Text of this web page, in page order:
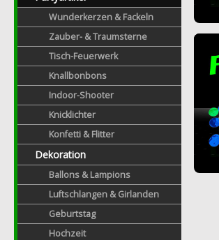
Wunderkerzen & Fackeln
Zauber- & Traumsterne
Tisch-Feuerwerk
Knallbonbons
Indoor-Shooter
Knicklichter
Konfetti & Flitter
Dekoration
Ballons & Lampions
Luftschlangen & Girlanden
Geburtstag
Hochzeit